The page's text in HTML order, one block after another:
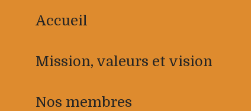
Accueil
Mission, valeurs et vision
Nos membres